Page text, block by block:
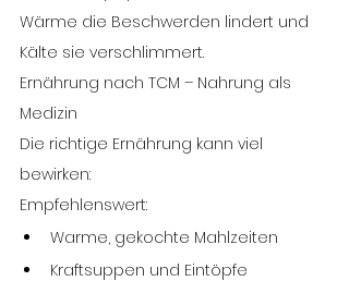
Wärme die Beschwerden lindert und
Kälte sie verschlimmert.
Ernährung nach TCM – Nahrung als
Medizin
Die richtige Ernährung kann viel
bewirken:
Empfehlenswert:
Warme, gekochte Mahlzeiten
Kraftsuppen und Eintöpfe